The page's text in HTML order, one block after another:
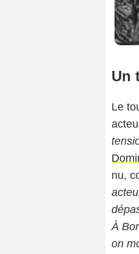
Un
Le
nu,
À
on